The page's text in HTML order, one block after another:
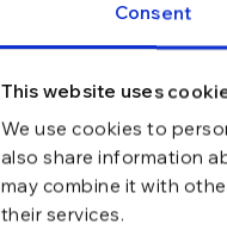
Consent
This website uses
We use cookies to
also share information
may combine it with
their services.